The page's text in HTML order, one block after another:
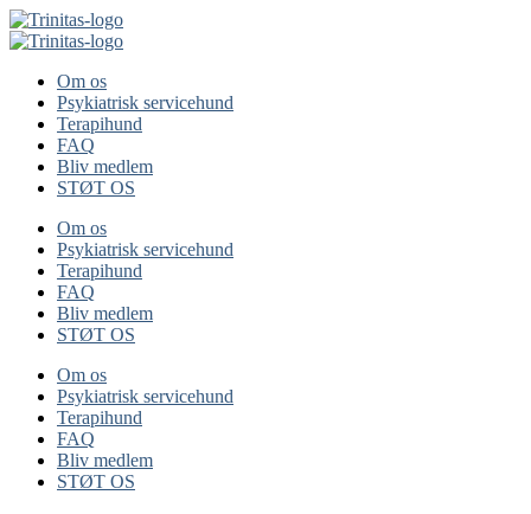
Om os
Psykiatrisk servicehund
Terapihund
FAQ
Bliv medlem
STØT OS
Om os
Psykiatrisk servicehund
Terapihund
FAQ
Bliv medlem
STØT OS
Om os
Psykiatrisk servicehund
Terapihund
FAQ
Bliv medlem
STØT OS